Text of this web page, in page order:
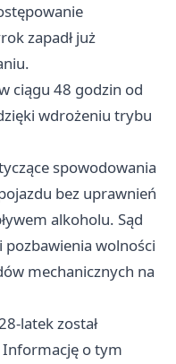
zapadł już
ciągu 48 godzin od
wdrożeniu trybu
spowodowania
bez uprawnień
alkoholu. Sąd
pozbawienia wolności
mechanicznych na
latek został
Informację o tym